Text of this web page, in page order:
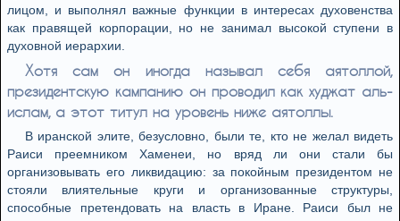
лицом, и выполнял важные функции в интересах духовенства
как правящей корпорации, но не занимал высокой ступени в
духовной иерархии.
Хотя сам он иногда называл себя аятоллой,
президентскую кампанию он проводил как худжат аль-
ислам, а этот титул на уровень ниже аятоллы.
В иранской элите, безусловно, были те, кто не желал видеть
Раиси преемником Хаменеи, но вряд ли они стали бы
организовывать его ликвидацию: за покойным президентом не
стояли влиятельные круги и организованные структуры,
способные претендовать на власть в Иране. Раиси был не